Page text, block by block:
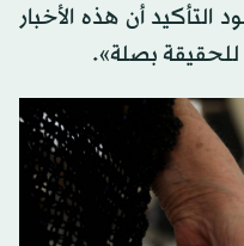
التأكيد أن هذه الأخبار
للحقيقة بصلة».